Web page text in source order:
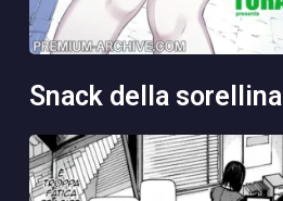
snack della sorellina